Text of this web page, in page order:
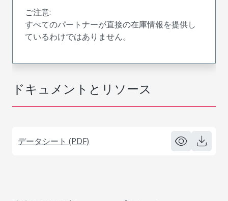
ドキュメントとリソース
データシート (PDF)
ご注意:
すべてのパートナーが直接の在庫情報を提供し
ているわけではありません。